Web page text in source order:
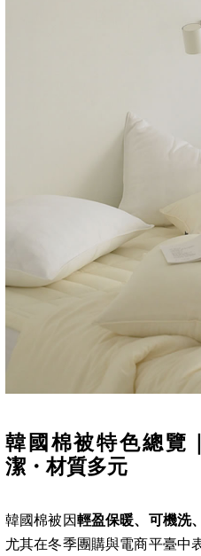
韓國棉被特色總覽
潔・材質多元
韓國棉被因輕盈保暖、可機洗
尤其在冬季團購與電商平臺中